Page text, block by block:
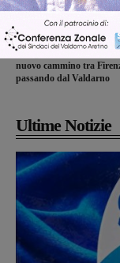
Articolo precedente
Il Giglio e la Chimera:
nuovo cammino tra
passando dal Valdarno
Ultime Notizie